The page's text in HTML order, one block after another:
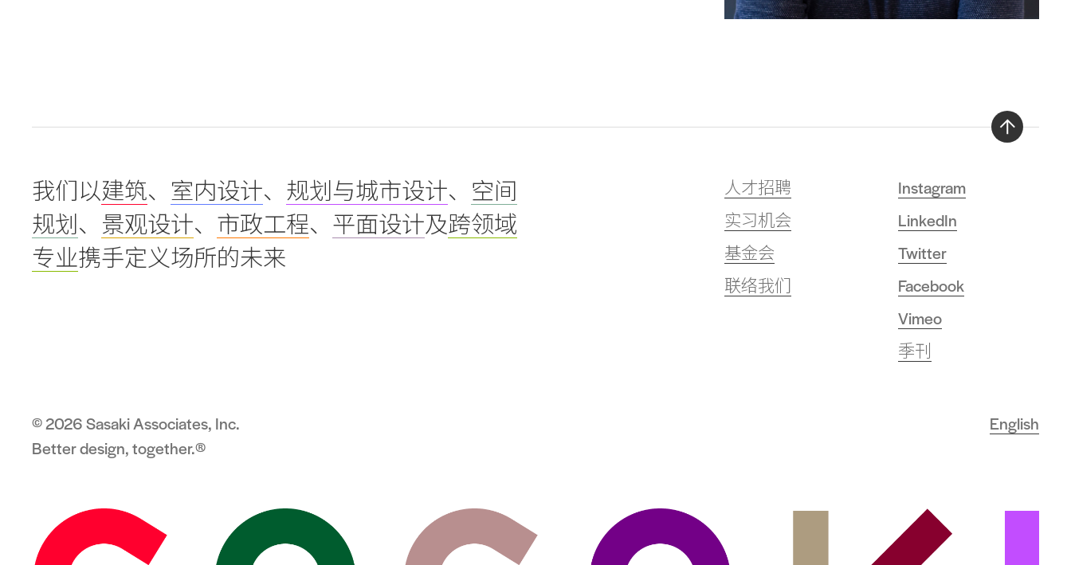
我们以建筑、 室内设计、 规划与城市设计、 空间
规划 、 景观设计、 市政工程、 平面设计及跨领域
专业携手定义场所的未来
人才招聘
实习机会
基金会
联络我们
Instagram
LinkedIn
Twitter
Facebook
Vimeo
季刊
© 2026 Sasaki Associates, Inc.
Better design, together.®
English